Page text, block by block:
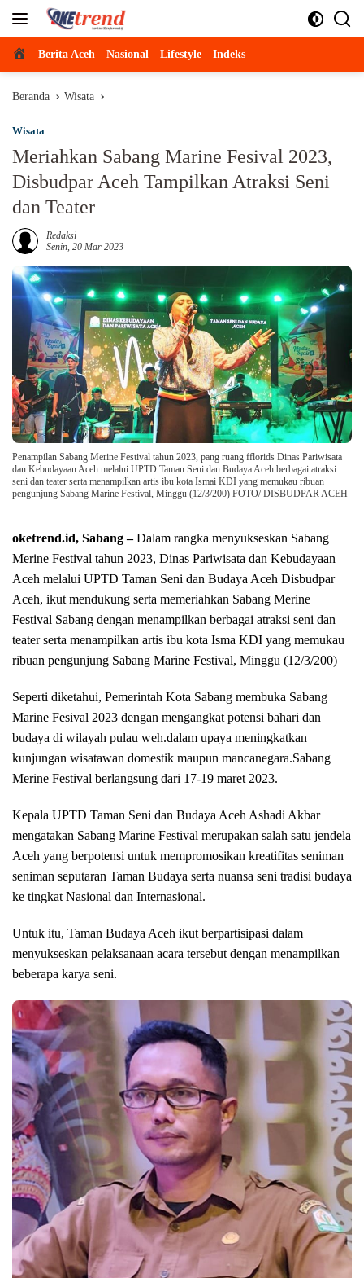
Beranda
Berita Aceh Nasional Lifestyle Indeks
Beranda Wisata
Wisata
Meriahkan Sabang Marine Fesival 2023,
Disbudpar Aceh Tampilkan Atraksi Seni
dan Teater
Redaksi
Senin, 20 Mar 2023
Penampilan Sabang Merine Festival tahun 2023, pang ruang fflorids Dinas Pariwisata
dan Kebudayaan Aceh melalui UPTD Taman Seni dan Budaya Aceh berbagai atraksi
seni dan teater serta menampilkan artis ibu kota Ismai KDI yang memukau ribuan
pengunjung Sabang Marine Festival, Minggu (12/3/200) FOTO/ DISBUDPAR ACEH
oketrend.id, Sabang –Dalam rangka menyukseskan Sabang
Merine Festival tahun 2023, Dinas Pariwisata dan Kebudayaan
Aceh melalui UPTD Taman Seni dan Budaya Aceh Disbudpar
Aceh, ikut mendukung serta memeriahkan Sabang Merine
Festival Sabang dengan menampilkan berbagai atraksi seni dan
teater serta menampilkan artis ibu kota Isma KDI yang memukau
ribuan pengunjung Sabang Marine Festival, Minggu (12/3/200)
Seperti diketahui, Pemerintah Kota Sabang membuka Sabang
Marine Fesival 2023 dengan mengangkat potensi bahari dan
budaya di wilayah pulau weh.dalam upaya meningkatkan
kunjungan wisatawan domestik maupun mancanegara.Sabang
Merine Festival berlangsung dari 17-19 maret 2023.
Kepala UPTD Taman Seni dan Budaya Aceh Ashadi Akbar
mengatakan Sabang Marine Festival merupakan salah satu jendela
Aceh yang berpotensi untuk mempromosikan kreatifitas seniman
seniman seputaran Taman Budaya serta nuansa seni tradisi budaya
ke tingkat Nasional dan Internasional.
Untuk itu, Taman Budaya Aceh ikut berpartisipasi dalam
menyukseskan pelaksanaan acara tersebut dengan menampilkan
beberapa karya seni.